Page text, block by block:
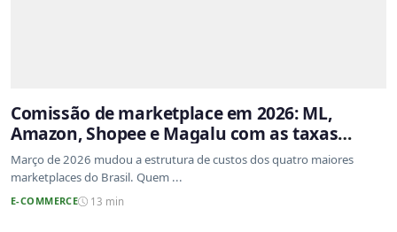
Comissão de marketplace em 2026: ML,
Amazon, Shopee e Magalu com as taxas
atualizadas
Março de 2026 mudou a estrutura de custos dos quatro maiores
marketplaces do Brasil. Quem ...
E-COMMERCE 13 min